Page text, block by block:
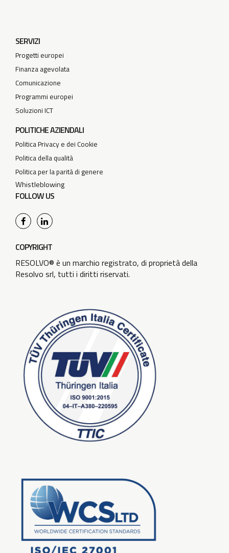
SERVIZI
Progetti europei
Finanza agevolata
Comunicazione
Programmi europei
Soluzioni ICT
POLITICHE AZIENDALI
Politica Privacy e dei Cookie
Politica della qualità
Politica per la parità di genere
Whistleblowing
FOLLOW US
COPYRIGHT
RESOLVO® è un marchio registrato, di proprietà della
Resolvo srl, tutti i diritti riservati.